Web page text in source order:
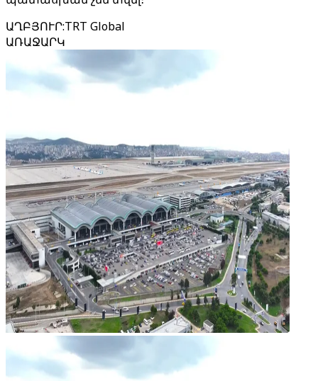
ԱՂԲՅՈՒՐ:TRT Global
ԱՌԱՋԱՐԿ